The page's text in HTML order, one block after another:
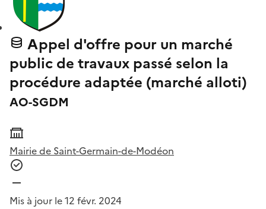
Appel d'offre pour un marché
public de travaux passé selon la
procédure adaptée (marché alloti)
AO-SGDM
Mairie de Saint-Germain-de-Modéon
Mis à jour le 12 févr. 2024